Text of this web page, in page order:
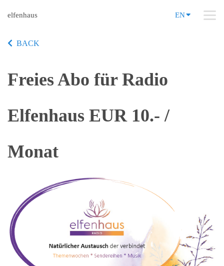
elfenhaus EN
BACK
Freies Abo für Radio
Elfenhaus EUR 10.- /
Monat